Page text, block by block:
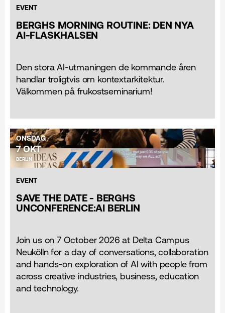
EVENT
BERGHS MORNING ROUTINE: DEN NYA
AI-FLASKHALSEN
Den stora AI-utmaningen de kommande åren
handlar troligtvis om kontextarkitektur.
Välkommen på frukostseminarium!
ONSDAG
7 OKT
BERLIN
EVENT
SAVE THE DATE - BERGHS
UNCONFERENCE:AI BERLIN
Join us on 7 October 2026 at Delta Campus
Neukölln for a day of conversations, collaboration
and hands-on exploration of AI with people from
across creative industries, business, education
and technology.